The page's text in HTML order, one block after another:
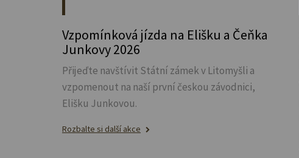
Vzpomínková jízda na Elišku a Čeňka
Junkovy 2026
Přijeďte navštívit Státní zámek v Litomyšli a
vzpomenout na naší první českou závodnici,
Elišku Junkovou.
Rozbalte si další akce